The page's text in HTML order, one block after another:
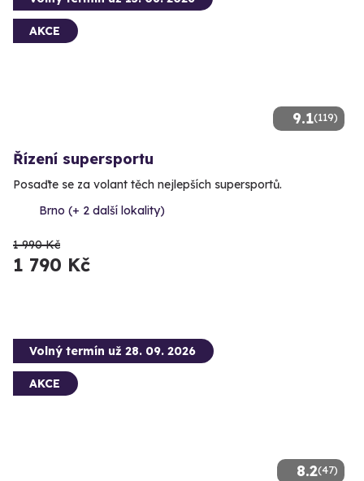
9.1(119)
AKCE
Řízení supersportu
Posaďte se za volant těch nejlepších supersportů.
Brno (+ 2 další lokality)
1 990 Kč
1 790 Kč
8.2(47)
Volný termín už 28. 09. 2026
AKCE